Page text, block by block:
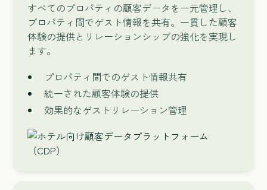
すべてのプロパティの顧客データを一元管理し、
プロパティ間でゲスト情報を共有。一貫した顧客
体験の提供とリレーションシップの強化を実現し
ます。
プロパティ間でのゲスト情報共有
統一された顧客体験の提供
効果的なゲストリレーション管理